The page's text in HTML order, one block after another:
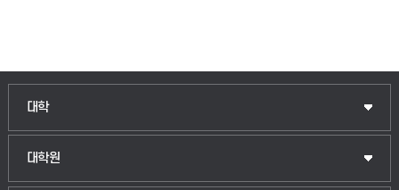
대학
인문융합공공인재학부
법경영학부
대학원
일반대학원